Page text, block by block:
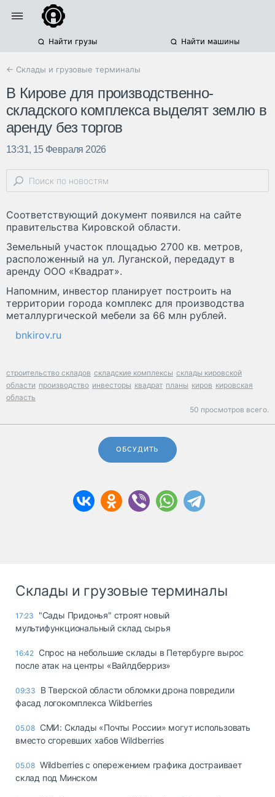
Найти грузы Найти машины
← Склады и грузовые терминалы
В Кирове для производственно-
складского комплекса выделят землю в
аренду без торгов
13:31, 15 Февраля 2026
Соответствующий документ появился на сайте
правительства Кировской области.
Земельный участок площадью 2700 кв. метров,
расположенный на ул. Луганской, передадут в
аренду ООО «Квадрат».
Напомним, инвестор планирует построить на
территории города комплекс для производства
металлургической мебели за 66 млн рублей.
bnkirov.ru
строительство складов складские комплексы склады кировской
области производство инвесторы квадрат планы киров кировская
область
50 просмотров всего.
ОБСУДИТЬ
Склады и грузовые терминалы
17:23
"Сады Придонья" строят новый
мультифункциональный склад сырья
16:42 Спрос на небольшие склады в Петербурге вырос
после атак на центры «Вайлдберриз»
09:33
В Тверской области обломки дрона повредили
фасад логокомплекса Wildberries
05.08 СМИ: Склады «Почты России» могут использовать
вместо сгоревших хабов Wildberries
05.08 Wildberries с опережением графика достраивает
склад под Минском